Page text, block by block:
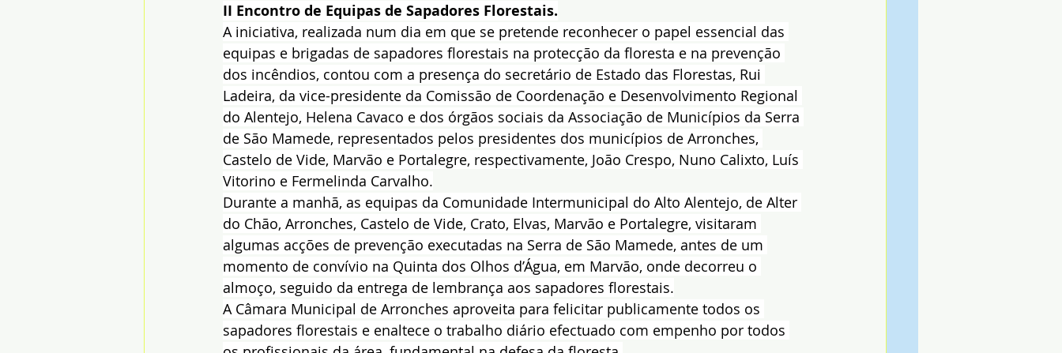
II Encontro de Equipas de Sapadores Florestais.
A iniciativa, realizada num dia em que se pretende reconhecer o papel essencial das
equipas e brigadas de sapadores florestais na protecção da floresta e na prevenção
dos incêndios, contou com a presença do secretário de Estado das Florestas, Rui
Ladeira, da vice-presidente da Comissão de Coordenação e Desenvolvimento Regional
do Alentejo, Helena Cavaco e dos órgãos sociais da Associação de Municípios da Serra
de São Mamede, representados pelos presidentes dos municípios de Arronches,
Castelo de Vide, Marvão e Portalegre, respectivamente, João Crespo, Nuno Calixto, Luís
Vitorino e Fermelinda Carvalho.
Durante a manhã, as equipas da Comunidade Intermunicipal do Alto Alentejo, de Alter
do Chão, Arronches, Castelo de Vide, Crato, Elvas, Marvão e Portalegre, visitaram
algumas acções de prevenção executadas na Serra de São Mamede, antes de um
momento de convívio na Quinta dos Olhos d’Água, em Marvão, onde decorreu o
almoço, seguido da entrega de lembrança aos sapadores florestais.
A Câmara Municipal de Arronches aproveita para felicitar publicamente todos os
sapadores florestais e enaltece o trabalho diário efectuado com empenho por todos